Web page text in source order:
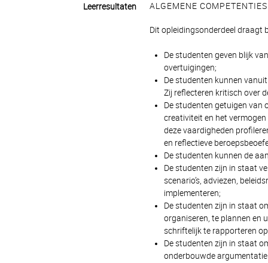
Leerresultaten ALGEMENE COMPETENTIES
Dit opleidingsonderdeel draagt
De studenten geven blijk
overtuigingen;
De studenten kunnen
Zij reflecteren kritisch over
De studenten getuigen van
creativiteit en het
deze vaardigheden
en reflectieve
De studenten kunnen de
De studenten zijn in staat
scenario’s, adviezen,
implementeren;
De studenten zijn in staat
organiseren, te plannen en
schriftelijk te rapporteren
De studenten zijn in staat
onderbouwde